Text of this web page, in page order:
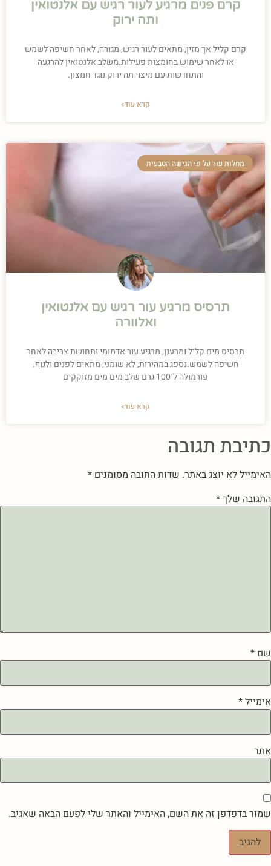
קרם פנים מרגיע לעור רגיש עם אלנטואין
ותה ירוק
קרם קליל אך מזין, מתאים לעור רגיש, מגורה, לאחר חשיפה לשמש
או לאחר שימוש בחומצות פעילות.משלב אלנטואין להרגעה
והתחדשות עם מיצוי תה ירוק נוגד חמצון.
קרא עוד»
מחלות עור על פי הגישה הטבעית
תרסיס מרגיע עור רגיש עם אלנטואין
ואלוורה
תרסיס מים קליל ומרענן, מרגיע עור אדמומי ותחושת צריבה לאחר
חשיפה לשמש.נספג במהירות, לא שומני, מתאים לפנים ולגוף.
פורמולה ל־100 גרם שלב מים מים מזוקקים
קרא עוד»
כתיבת תגובה
האימייל לא יוצג באתר. שדות החובה מסומנים *
התגובה שלך*
שם *
אימייל*
אתר
שמור בדפדפן זה את השם, האימייל והאתר שלי לפעם הבאה שאגיב.